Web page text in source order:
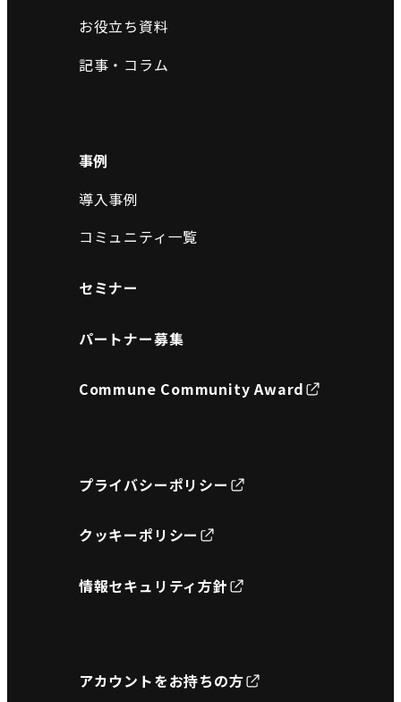
お役立ち資料
記事・コラム
事例
導入事例
コミュニティ一覧
セミナー
パートナー募集
Commune Community Award
プライバシーポリシー
クッキーポリシー
情報セキュリティ方針
アカウントをお持ちの方